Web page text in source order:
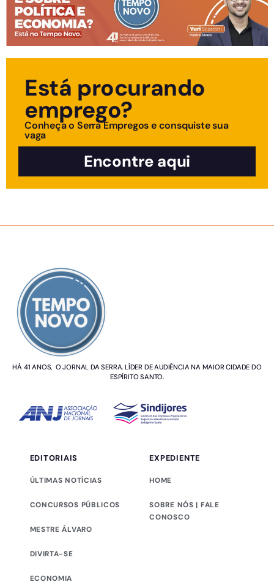
Está procurando
emprego?
Conheça o Serra Empregos e consquiste sua
vaga
Encontre aqui
HÁ 41 ANOS, O JORNAL DA SERRA. LÍDER DE AUDIÊNCIA NA MAIOR CIDADE DO
ESPÍRITO SANTO.
EDITORIAIS
ÚLTIMAS NOTÍCIAS
CONCURSOS PÚBLICOS
MESTRE ÁLVARO
DIVIRTA-SE
ECONOMIA
EXPEDIENTE
HOME
SOBRE NÓS | FALE
CONOSCO